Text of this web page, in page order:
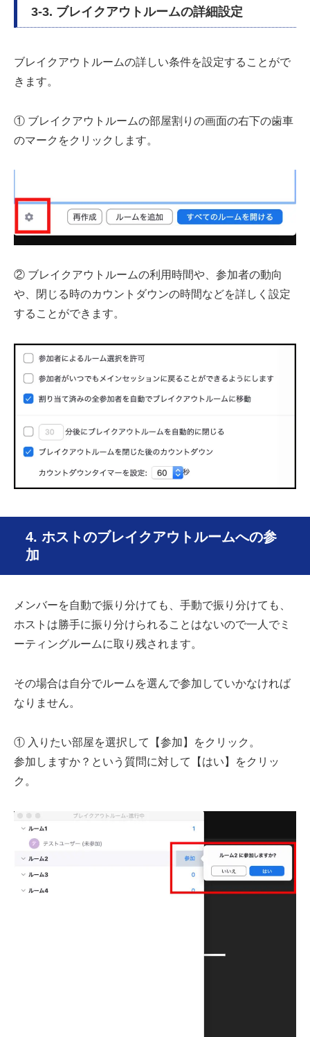
3-3. ブレイクアウトルームの詳細設定
ブレイクアウトルームの詳しい条件を設定することがで
きます。
① ブレイクアウトルームの部屋割りの画面の右下の歯車
のマークをクリックします。
② ブレイクアウトルームの利用時間や、参加者の動向
や、閉じる時のカウントダウンの時間などを詳しく設定
することができます。
4. ホストのブレイクアウトルームへの参
加
メンバーを自動で振り分けても、手動で振り分けても、
ホストは勝手に振り分けられることはないので一人でミ
ーティングルームに取り残されます。
その場合は自分でルームを選んで参加していかなければ
なりません。
① 入りたい部屋を選択して【参加】をクリック。
参加しますか？という質問に対して【はい】をクリッ
ク。